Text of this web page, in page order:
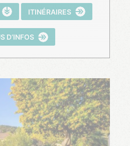
ITINÉRAIRES
D’INFOS